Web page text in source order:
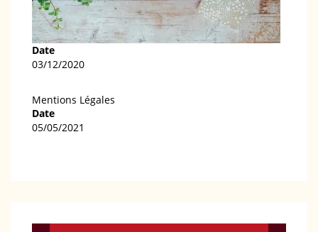
Date
03/12/2020
Mentions Légales
Date
05/05/2021